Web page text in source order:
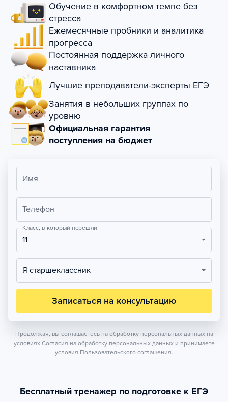
Обучение в комфортном темпе без
стресса
Ежемесячные пробники и аналитика
прогресса
Постоянная поддержка личного
наставника
Лучшие преподаватели-эксперты ЕГЭ
Занятия в небольших группах по
уровню
Официальная гарантия
поступления на бюджет
Имя
Телефон
Класс, в который перешли
11
Я старшеклассник
Записаться на консультацию
Продолжая, вы соглашаетесь на обработку персональных данных на
условиях Согласия на обработку персональных данных и принимаете
условия Пользовательского соглашения.
Бесплатный тренажер по подготовке к ЕГЭ